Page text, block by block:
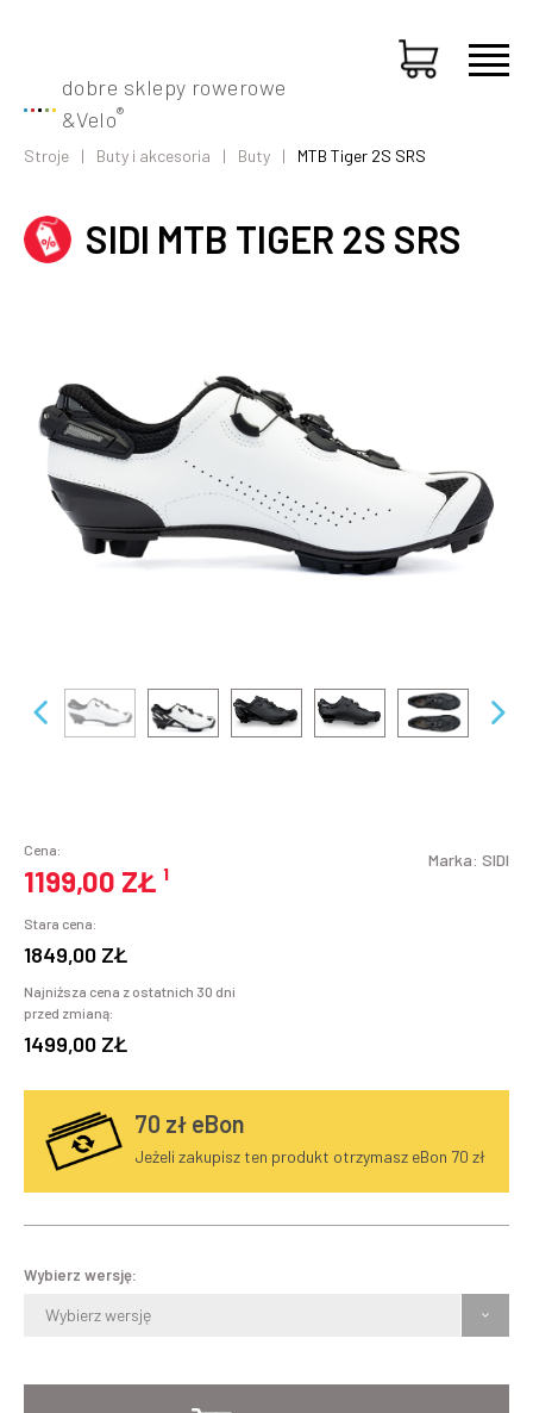
dobre sklepy rowerowe
&Velo®
Stroje Buty i akcesoria Buty MTB Tiger 2S SRS
SIDI MTB TIGER 2S SRS
Cena:
1199,00 ZŁ ¹
Stara cena:
1849,00 ZŁ
Najniższa cena z ostatnich 30 dni
przed zmianą:
1499,00 ZŁ
Marka: SIDI
70 zł eBon
Jeżeli zakupisz ten produkt otrzymasz eBon 70 zł
Wybierz wersję:
Wybierz wersję